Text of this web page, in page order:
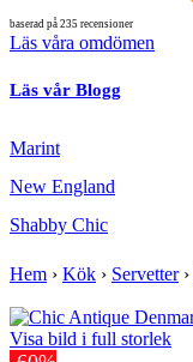
baserad på 235 recensioner
Läs våra omdömen
Läs vår Blogg
Marint
New England
Shabby Chic
Hem › Kök › Servetter›
Visa bild i full storlek